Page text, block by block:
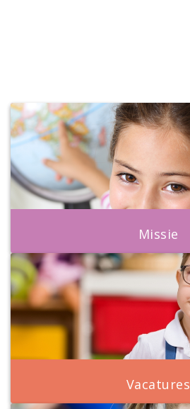
Missie
Vacatures